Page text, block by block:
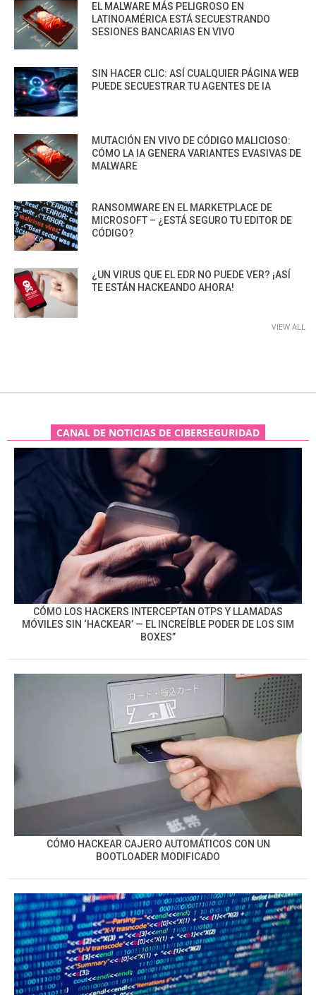
EL MALWARE MÁS PELIGROSO EN
LATINOAMÉRICA ESTÁ SECUESTRANDO
SESIONES BANCARIAS EN VIVO
SIN HACER CLIC: ASÍ CUALQUIER PÁGINA WEB
PUEDE SECUESTRAR TU AGENTES DE IA
MUTACIÓN EN VIVO DE CÓDIGO MALICIOSO:
CÓMO LA IA GENERA VARIANTES EVASIVAS DE
MALWARE
RANSOMWARE EN EL MARKETPLACE DE
MICROSOFT – ¿ESTÁ SEGURO TU EDITOR DE
CÓDIGO?
¿UN VIRUS QUE EL EDR NO PUEDE VER? ¡ASÍ
TE ESTÁN HACKEANDO AHORA!
VIEW ALL
CANAL DE NOTICIAS DE CIBERSEGURIDAD
CÓMO LOS HACKERS INTERCEPTAN OTPS Y LLAMADAS
MÓVILES SIN ‘HACKEAR’ — EL INCREÍBLE PODER DE LOS SIM
BOXES”
CÓMO HACKEAR CAJERO AUTOMÁTICOS CON UN
BOOTLOADER MODIFICADO